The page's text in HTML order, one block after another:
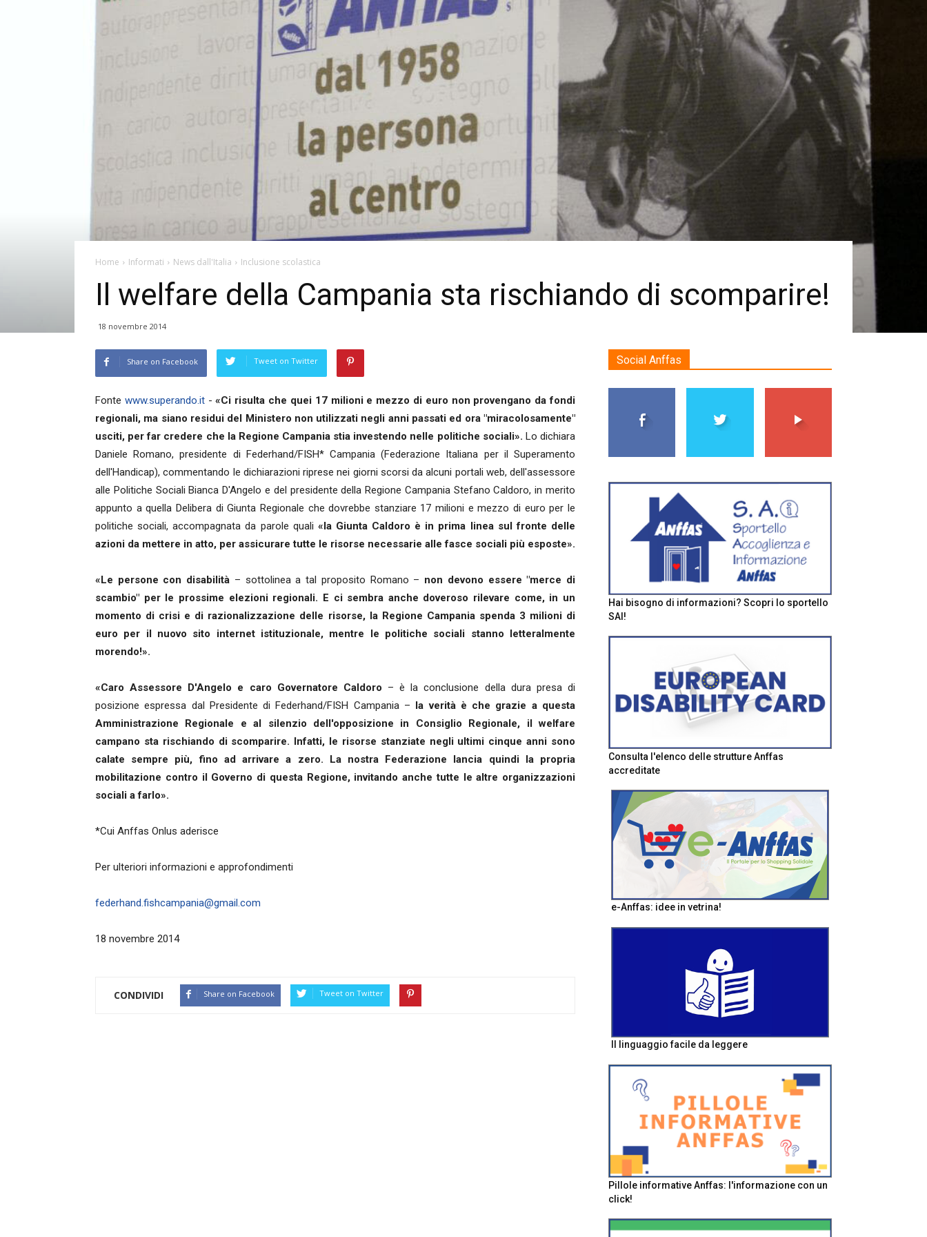
Home Informati News dall'Italia Inclusione scolastica
Il welfare della Campania sta rischiando di scomparire!
18 novembre 2014
Share on Facebook Tweet on Twitter
Fonte www.superando.it- «Ci risulta che quei 17 milioni e mezzo di euro non provengano da fondi
regionali, ma siano residui del Ministero non utilizzati negli anni passati ed ora "miracolosamente"
usciti, per far credere che la Regione Campania stia investendo nelle politiche sociali». Lo dichiara
Daniele Romano, presidente di Federhand/FISH* Campania (Federazione Italiana per il Superamento
dell'Handicap), commentando le dichiarazioni riprese nei giorni scorsi da alcuni portali web, dell'assessore
alle Politiche Sociali Bianca D'Angelo e del presidente della Regione Campania Stefano Caldoro, in merito
appunto a quella Delibera di Giunta Regionale che dovrebbe stanziare 17 milioni e mezzo di euro per le
politiche sociali, accompagnata da parole quali «la Giunta Caldoro è in prima linea sul fronte delle
azioni da mettere in atto, per assicurare tutte le risorse necessarie alle fasce sociali più esposte».
«Le persone con disabilità – sottolinea a tal proposito Romano – non devono essere "merce di
scambio" per le prossime elezioni regionali. E ci sembra anche doveroso rilevare come, in un
momento di crisi e di razionalizzazione delle risorse, la Regione Campania spenda 3 milioni di
euro per il nuovo sito internet istituzionale, mentre le politiche sociali stanno letteralmente
morendo!».
«Caro Assessore D'Angelo e caro Governatore Caldoro – è la conclusione della dura presa di
posizione espressa dal Presidente di Federhand/FISH Campania –
la verità è che grazie a questa
Amministrazione Regionale e al silenzio dell'opposizione in Consiglio Regionale, il welfare
campano sta rischiando di scomparire. Infatti, le risorse stanziate negli ultimi cinque anni sono
calate sempre più, fino ad arrivare a zero. La nostra Federazione lancia quindi la propria
mobilitazione contro il Governo di questa Regione, invitando anche tutte le altre organizzazioni
sociali a farlo».
*Cui Anffas Onlus aderisce
Per ulteriori informazioni e approfondimenti
federhand.fishcampania@gmail.com
18 novembre 2014
CONDIVIDI Share on Facebook Tweet on Twitter
Social Anffas
Hai bisogno di informazioni? Scopri lo sportello
SAI!
Consulta l'elenco delle strutture Anffas
accreditate
e-Anffas: idee in vetrina!
Il linguaggio facile da leggere
Pillole informative Anffas: l'informazione con un
click!